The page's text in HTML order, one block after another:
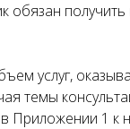
обязан получить
услуг,
темы
Приложении 1 к